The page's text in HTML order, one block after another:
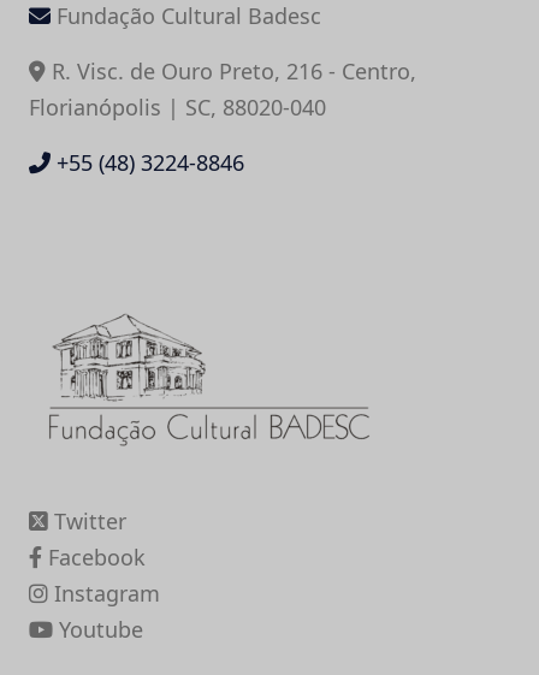
Fundação Cultural Badesc
R. Visc. de Ouro Preto, 216 - Centro,
Florianópolis | SC, 88020-040
+55 (48) 3224-8846
Twitter
Facebook
Instagram
Youtube